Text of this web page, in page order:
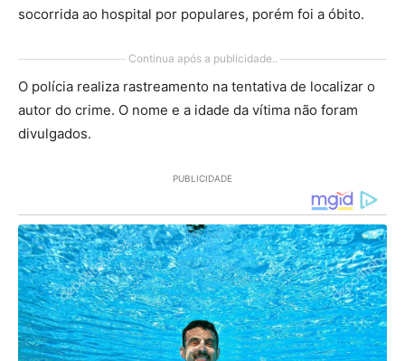
socorrida ao hospital por populares, porém foi a óbito.
Continua após a publicidade..
O polícia realiza rastreamento na tentativa de localizar o
autor do crime. O nome e a idade da vítima não foram
divulgados.
PUBLICIDADE